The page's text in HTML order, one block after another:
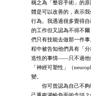
稱之為「整容手術」的
體是可以改善的，表示
行為。我遇過很多覺得
的工作但又認為不得不
們只有技能去做那一件
程中被告知他們具有「
造性的事情——只不過他
「神經可塑性」（
變。
你可曾認為自己不夠